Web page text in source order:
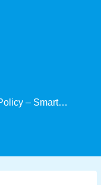
Privacy Policy – SmartCabinet